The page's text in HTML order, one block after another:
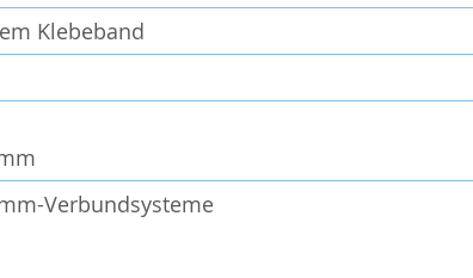
Klebeband
Verbundsysteme